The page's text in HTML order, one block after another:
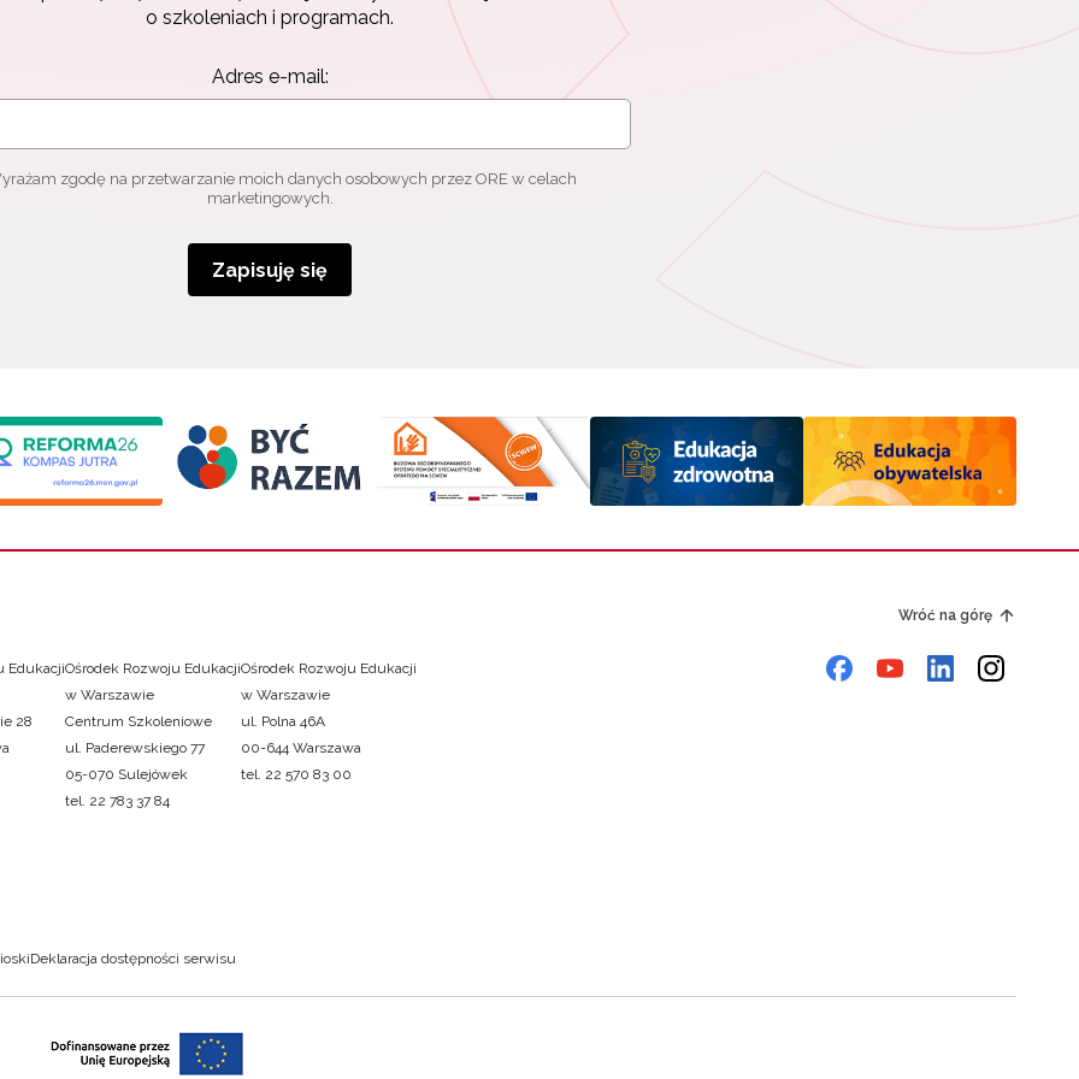
o szkoleniach i programach.
Adres e-mail:
zgodę na przetwarzanie moich danych osobowych przez ORE w celach
marketingowych.
Zapisuję się
Wróć na górę
Edukacji
28
Ośrodek Rozwoju Edukacji
w Warszawie
Centrum Szkoleniowe
ul. Paderewskiego 77
05-070 Sulejówek
tel. 22 783 37 84
Ośrodek Rozwoju Edukacji
w Warszawie
ul. Polna 46A
00-644 Warszawa
tel. 22 570 83 00
Deklaracja dostępności serwisu